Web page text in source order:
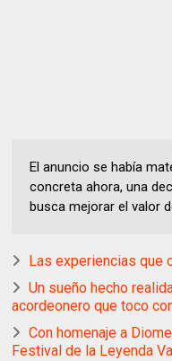
El anuncio se había
concreta ahora, una
busca mejorar el valor
Las experiencias que
Un sueño hecho
acordeonero que toco
Con homenaje a
Festival de la Leyenda